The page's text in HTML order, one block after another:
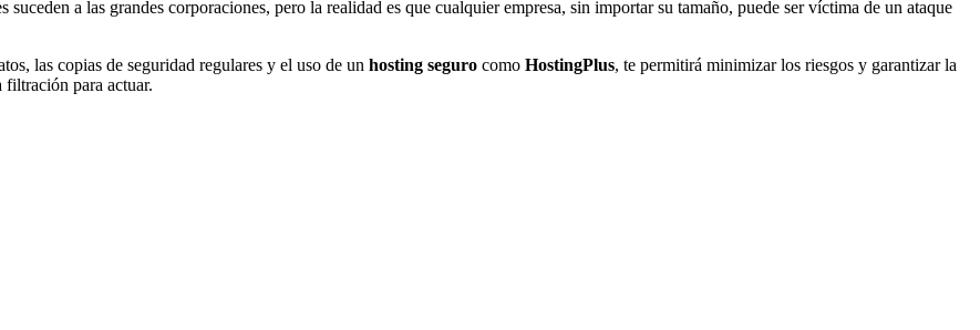
suceden a las grandes corporaciones, pero la realidad es que cualquier empresa, sin importar su tamaño, puede ser víctima de un ataque
las copias de seguridad regulares y el uso de un hosting seguro como HostingPlus, te permitirá minimizar los riesgos y garantizar la
filtración para actuar.